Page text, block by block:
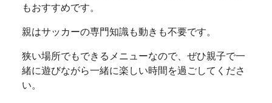
もおすすめです。
親はサッカーの専門知識も動きも不要です。
狭い場所でもできるメニューなので、ぜひ親子で一
緒に遊びながら一緒に楽しい時間を過ごしてくださ
い。